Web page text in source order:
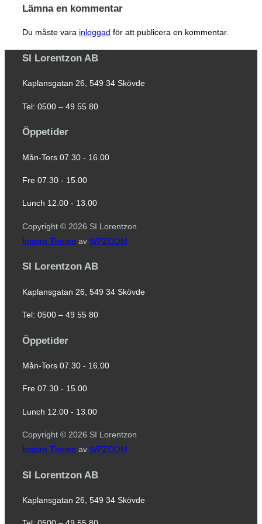
Lämna en kommentar
Du måste vara inloggad för att publicera en kommentar.
SI Lorentzon AB
Kaplansgatan 26, 549 34 Skövde
Tel: 0500 – 49 55 80
Öppetider
Mån-Tors 07.30 - 16.00
Fre 07.30 - 15.00
Lunch 12.00 - 13.00
Copyright © 2026 SI Lorentzon
Inspiro Theme av WPZOOM
SI Lorentzon AB
Kaplansgatan 26, 549 34 Skövde
Tel: 0500 – 49 55 80
Öppetider
Mån-Tors 07.30 - 16.00
Fre 07.30 - 15.00
Lunch 12.00 - 13.00
Copyright © 2026 SI Lorentzon
Inspiro Theme av WPZOOM
SI Lorentzon AB
Kaplansgatan 26, 549 34 Skövde